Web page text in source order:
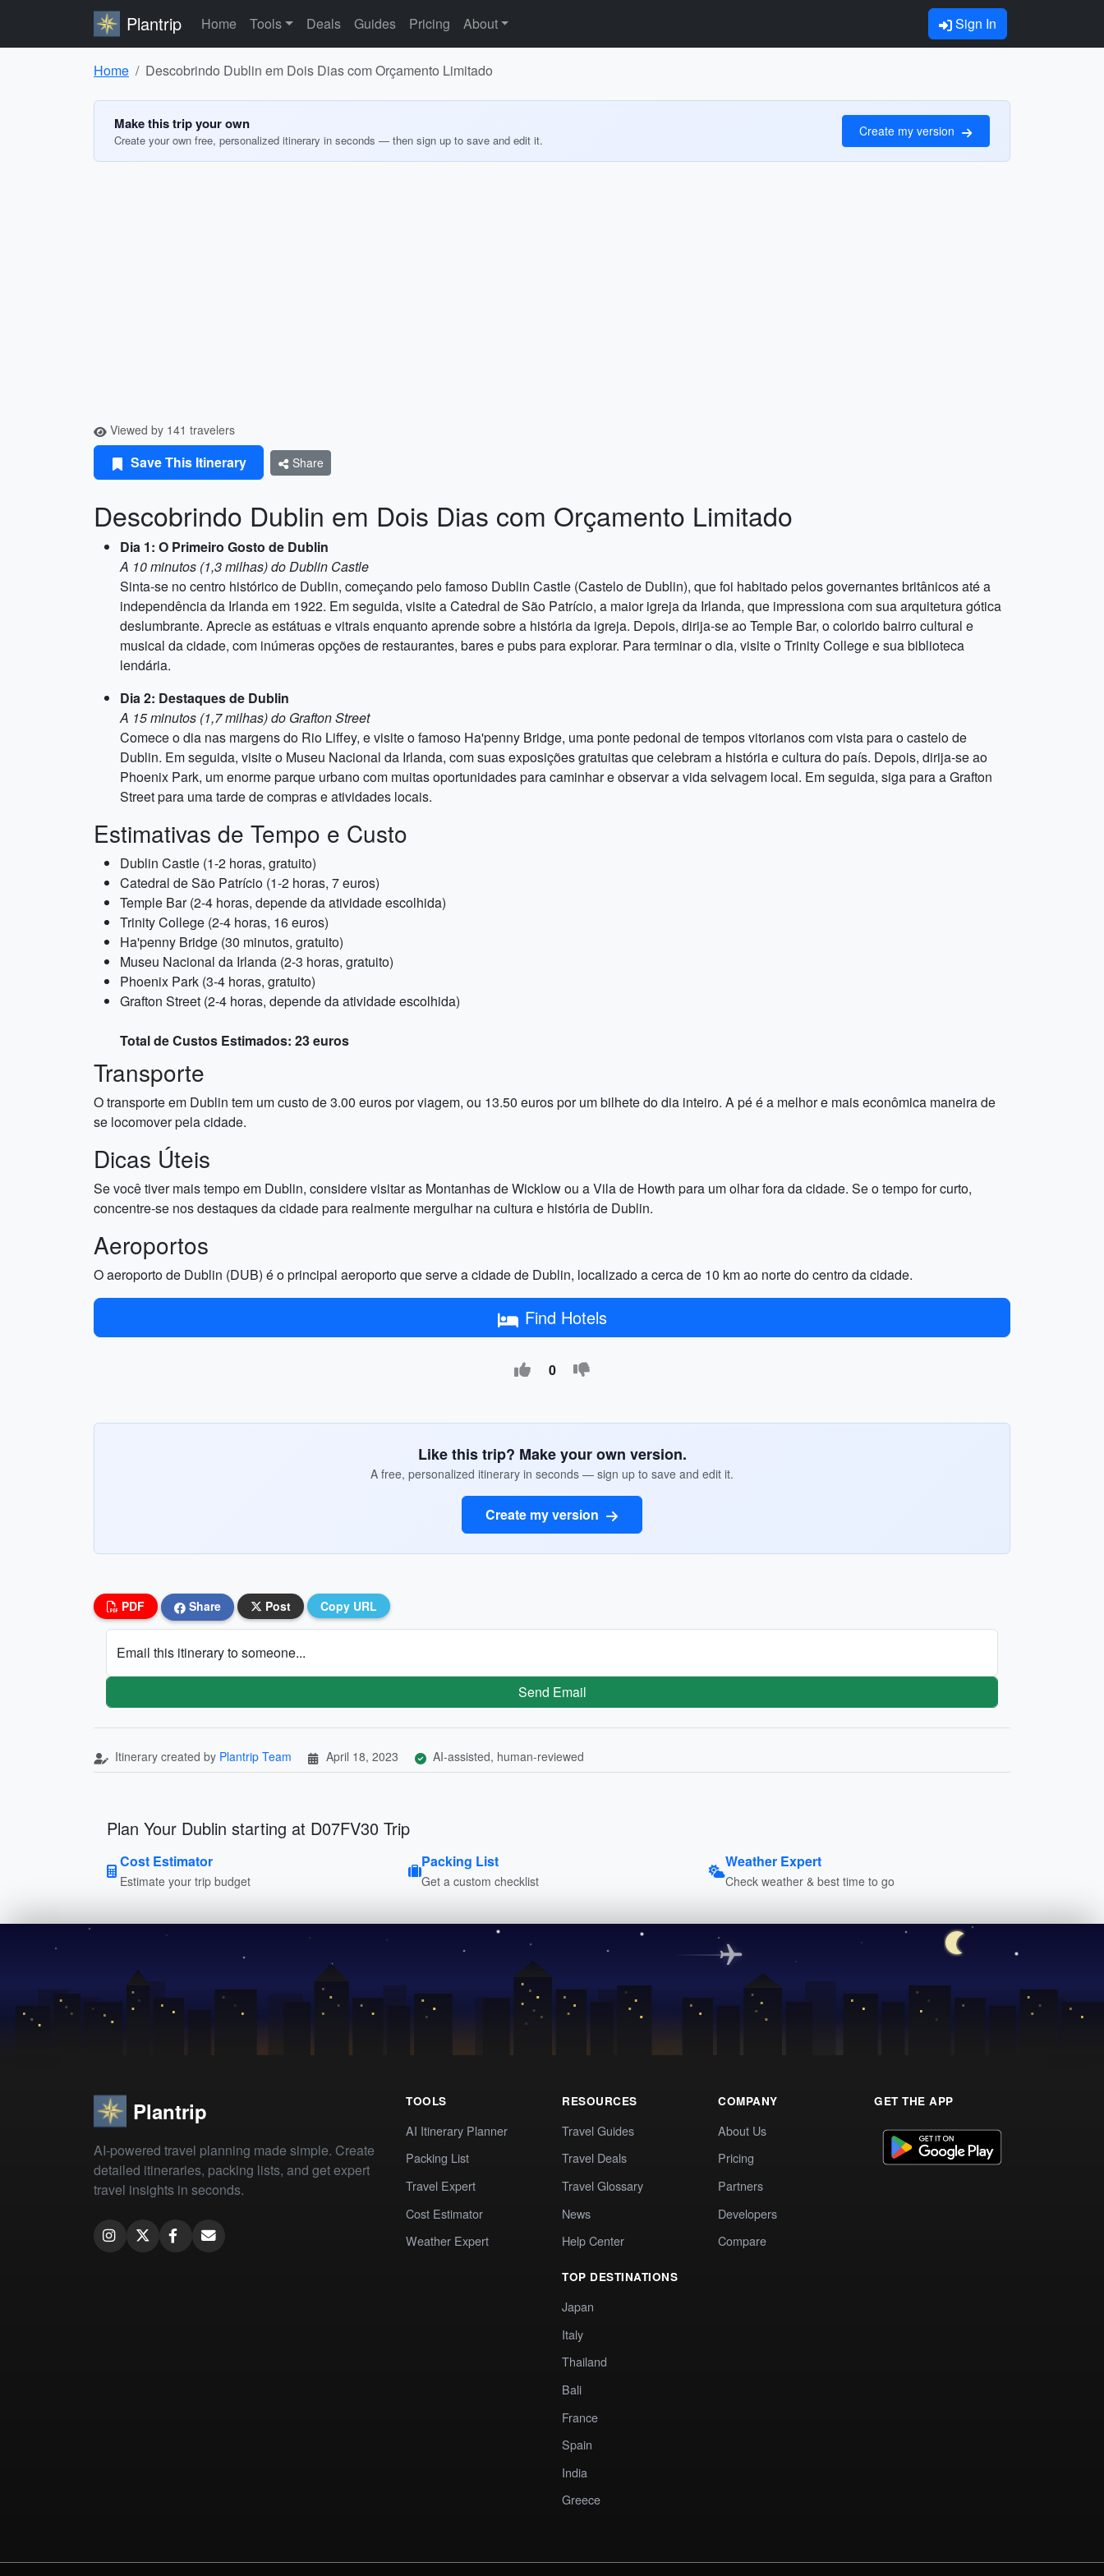
Plantrip Home Tools Deals Guides Pricing About Sign In
Home Descobrindo Dublin em Dois Dias com Orçamento Limitado
Make this trip your own
Create your own free, personalized itinerary in seconds — then sign up to save and edit it.
Create my version
Viewed by 141 travelers
Save This Itinerary Share
Descobrindo Dublin em Dois Dias com Orçamento Limitado
Dia 1: O Primeiro Gosto de Dublin
A 10 minutos (1,3 milhas) do Dublin Castle
Sinta-se no centro histórico de Dublin, começando pelo famoso Dublin Castle (Castelo de Dublin), que foi habitado pelos governantes britânicos até a
independência da Irlanda em 1922. Em seguida, visite a Catedral de São Patrício, a maior igreja da Irlanda, que impressiona com sua arquitetura gótica
deslumbrante. Aprecie as estátuas e vitrais enquanto aprende sobre a história da igreja. Depois, dirija-se ao Temple Bar, o colorido bairro cultural e
musical da cidade, com inúmeras opções de restaurantes, bares e pubs para explorar. Para terminar o dia, visite o Trinity College e sua biblioteca
lendária.
Dia 2: Destaques de Dublin
A 15 minutos (1,7 milhas) do Grafton Street
Comece o dia nas margens do Rio Liffey, e visite o famoso Ha'penny Bridge, uma ponte pedonal de tempos vitorianos com vista para o castelo de
Dublin. Em seguida, visite o Museu Nacional da Irlanda, com suas exposições gratuitas que celebram a história e cultura do país. Depois, dirija-se ao
Phoenix Park, um enorme parque urbano com muitas oportunidades para caminhar e observar a vida selvagem local. Em seguida, siga para a Grafton
Street para uma tarde de compras e atividades locais.
Estimativas de Tempo e Custo
Dublin Castle (1-2 horas, gratuito)
Catedral de São Patrício (1-2 horas, 7 euros)
Temple Bar (2-4 horas, depende da atividade escolhida)
Trinity College (2-4 horas, 16 euros)
Ha'penny Bridge (30 minutos, gratuito)
Museu Nacional da Irlanda (2-3 horas, gratuito)
Phoenix Park (3-4 horas, gratuito)
Grafton Street (2-4 horas, depende da atividade escolhida)
Total de Custos Estimados: 23 euros
Transporte
O transporte em Dublin tem um custo de 3.00 euros por viagem, ou 13.50 euros por um bilhete do dia inteiro. A pé é a melhor e mais econômica maneira de
se locomover pela cidade.
Dicas Úteis
Se você tiver mais tempo em Dublin, considere visitar as Montanhas de Wicklow ou a Vila de Howth para um olhar fora da cidade. Se o tempo for curto,
concentre-se nos destaques da cidade para realmente mergulhar na cultura e história de Dublin.
Aeroportos
O aeroporto de Dublin (DUB) é o principal aeroporto que serve a cidade de Dublin, localizado a cerca de 10 km ao norte do centro da cidade.
Find Hotels
0
Like this trip? Make your own version.
A free, personalized itinerary in seconds — sign up to save and edit it.
Create my version
PDF Share Post Copy URL
Email this itinerary to someone...
Send Email
Itinerary created by Plantrip Team April 18, 2023 AI-assisted, human-reviewed
Plan Your Dublin starting at D07FV30 Trip
Cost Estimator
Estimate your trip budget
Packing List
Get a custom checklist
Weather Expert
Check weather & best time to go
Plantrip
AI-powered travel planning made simple. Create
detailed itineraries, packing lists, and get expert
travel insights in seconds.
TOOLS
AI Itinerary Planner
Packing List
Travel Expert
Cost Estimator
Weather Expert
RESOURCES
Travel Guides
Travel Deals
Travel Glossary
News
Help Center
TOP DESTINATIONS
Japan
Italy
Thailand
Bali
France
Spain
India
Greece
COMPANY
About Us
Pricing
Partners
Developers
Compare
GET THE APP